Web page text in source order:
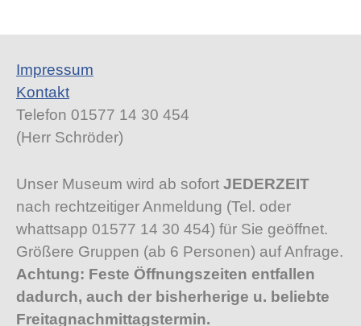
Impressum
Kontakt
Telefon 01577 14 30 454
(Herr Schröder)
Unser Museum wird ab sofort JEDERZEIT
nach rechtzeitiger Anmeldung (Tel. oder
whattsapp 01577 14 30 454) für Sie geöffnet.
Größere Gruppen (ab 6 Personen) auf Anfrage.
Achtung: Feste Öffnungszeiten entfallen
dadurch, auch der bisherherige u. beliebte
Freitagnachmittagstermin.